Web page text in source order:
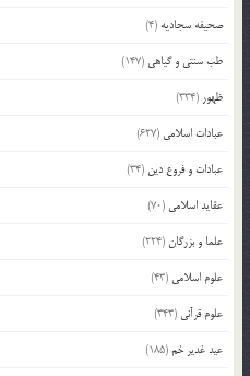
صحیفه سجادیه (4)
طب سنتی و گیاهی (147)
ظهور (334)
عبادات اسلامی (627)
عبادات و فروع دین (34)
عقاید اسلامی (70)
علما و بزرگان(224)
علوم اسلامی (43)
علوم قرآنی (343)
عید غدیر خم(185)